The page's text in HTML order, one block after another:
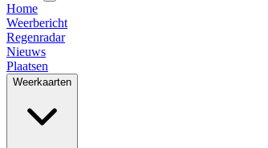
Home
Weerbericht
Regenradar
Nieuws
Plaatsen
Weerkaarten